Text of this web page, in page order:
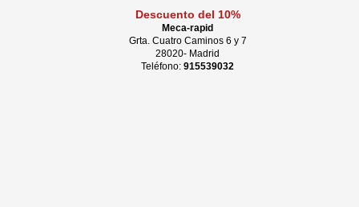
Descuento del 10%
Meca-rapid
Grta. Cuatro Caminos 6 y 7
28020- Madrid
Teléfono: 915539032